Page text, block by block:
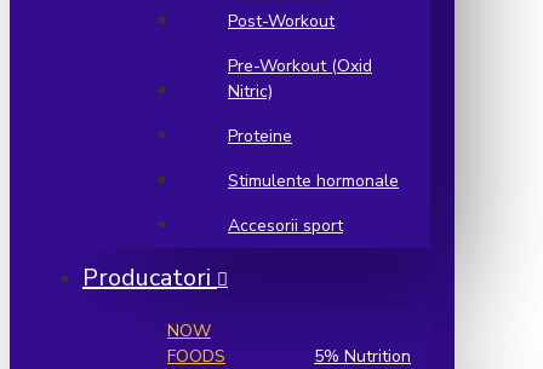
Post-Workout
Pre-Workout (Oxid
Nitric)
Proteine
Stimulente hormonale
Accesorii sport
Producatori
NOW
FOODS
5% Nutrition